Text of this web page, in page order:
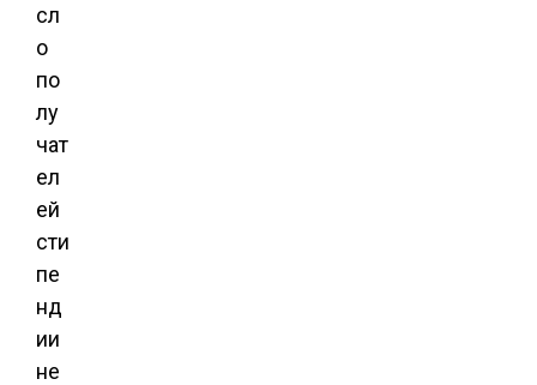
сл
о
по
лу
чат
ел
ей
сти
пе
нд
ии
не